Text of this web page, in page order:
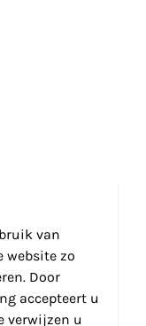
van
website zo
Door
accepteert u
verwijzen u